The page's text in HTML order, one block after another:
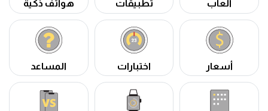
ألعاب تطبيقات هواتف ذكية
أسعار اختبارات المساعد